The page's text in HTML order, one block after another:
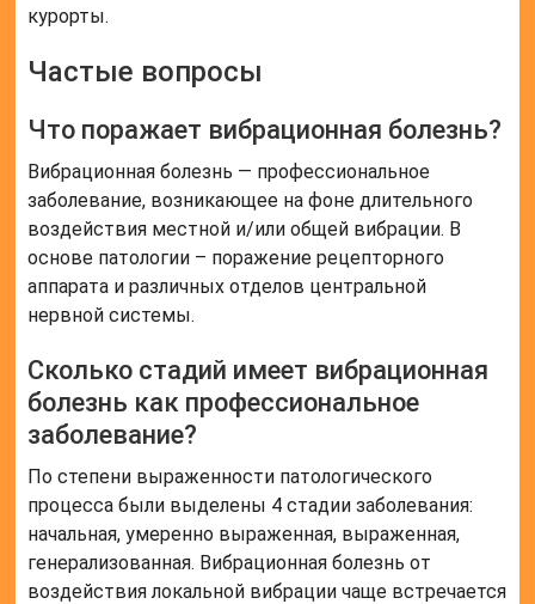
курорты.
Частые вопросы
Что поражает вибрационная болезнь?
Вибрационная болезнь — профессиональное
заболевание, возникающее на фоне длительного
воздействия местной и/или общей вибрации. В
основе патологии – поражение рецепторного
аппарата и различных отделов центральной
нервной системы.
Сколько стадий имеет вибрационная
болезнь как профессиональное
заболевание?
По степени выраженности патологического
процесса были выделены 4 стадии заболевания:
начальная, умеренно выраженная, выраженная,
генерализованная. Вибрационная болезнь от
воздействия локальной вибрации чаще встречается